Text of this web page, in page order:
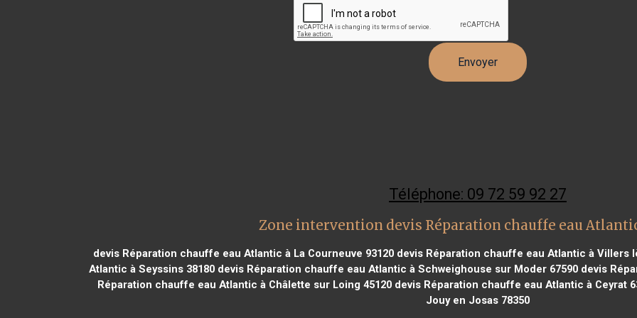
Téléphone: 09 72 59 92 27
Zone intervention devis Réparation chauffe eau
devis Réparation chauffe eau Atlantic à La Courneuve 93120 devis Réparation chauffe eau Atlantic à Villers
Atlantic à Seyssins 38180 devis Réparation chauffe eau Atlantic à Schweighouse sur Moder 67590 devis
Réparation chauffe eau Atlantic à Châlette sur Loing 45120devis Réparation chauffe eau Atlantic à Ceyrat
Jouy en Josas 78350